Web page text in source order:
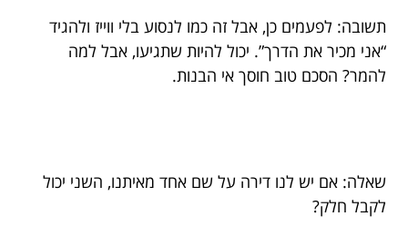
תשובה: לפעמים כן, אבל זה כמו לנסוע בלי ווייז ולהגיד
“אני מכיר את הדרך”. יכול להיות שתגיעו, אבל למה
להמר? הסכם טוב חוסך אי הבנות.
שאלה: אם יש לנו דירה על שם אחד מאיתנו, השני יכול
לקבל חלק?